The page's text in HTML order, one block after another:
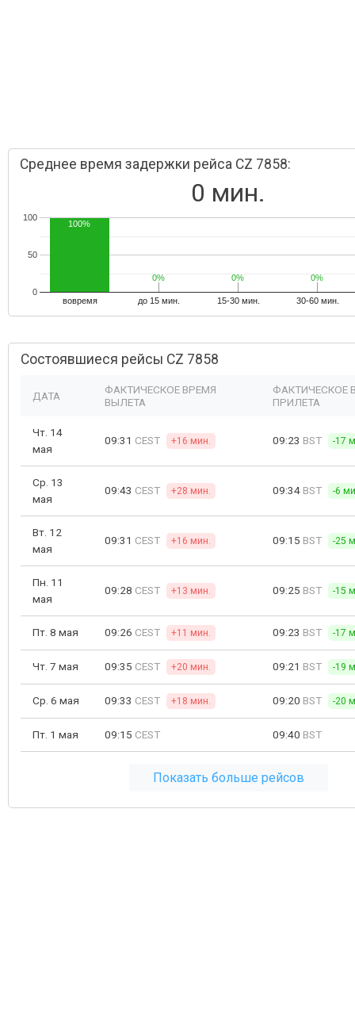
Среднее время задержки рейса CZ 7858:
0 мин.
вовремя до 15 мин. 15-30 мин. 30-60 мин.
0
50
100
100%
0%
0% 0%
0% 0%
0%
Состоявшиеся рейсы CZ 7858
ДАТА
ФАКТИЧЕСКОЕ ВРЕМЯ
ВЫЛЕТА
ФАКТИЧЕСКОЕ
ПРИЛЕТА
Чт. 14
мая
09:31 CEST +16 мин. 09:23 BST -17
Ср. 13
мая
09:43 CEST +28 мин. 09:34 BST -6
Вт. 12
мая
09:31 CEST +16 мин. 09:15 BST -25
Пн. 11
мая
09:28 CEST +13 мин. 09:25 BST -15
Пт. 8 мая 09:26 CEST +11 мин. 09:23 BST -17
Чт. 7 мая 09:35 CEST +20 мин. 09:21 BST -19
Ср. 6 мая 09:33 CEST +18 мин. 09:20 BST -20
Пт. 1 мая 09:15 CEST 09:40 BST
Показать больше рейсов